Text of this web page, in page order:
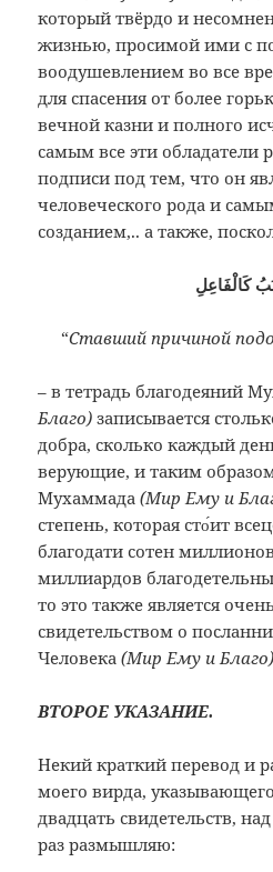
который твёрдо и
жизнью, просимой ими с
воодушевлением во все
для спасения от более
вечной казни и полного
самым все эти обладатели
подписи под тем, что он
человеческого рода и
созданием,.. а также,
كَالْفَاعِلِ
“Ставший причиной
– в тетрадь благодеяний
Благо) записывается
добра, сколько каждый
верующие, и таким
Мухаммада(Мир Ему и
степень, которая сто́ит
благодати сотен
миллиардов
то это также является
свидетельством о
Человека(Мир Ему и Благо)
ВТОРОЕ УКАЗАНИЕ.
Некий краткий перевод и
моего вирда,
двадцать свидетельств,
раз размышляю: